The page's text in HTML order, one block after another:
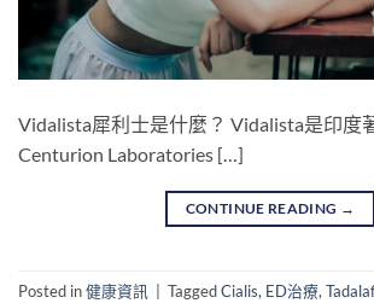
Vidalista犀利士是什麼？ Vidalista是印度
Centurion Laboratories […]
CONTINUE READING →
Posted in健康資訊 TaggedCialis, ED治療,